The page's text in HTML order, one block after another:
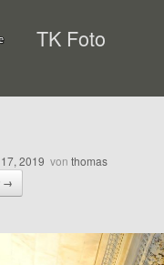
TK Foto
2019 von thomas
→